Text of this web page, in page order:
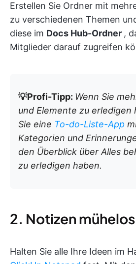
Erstellen Sie Ordner mit
zu verschiedenen Themen
diese im Docs Hub-Ordner ,
Mitglieder darauf zugreifen
💡Profi-Tipp: Wenn Sie
und Elemente zu erledigen
Sie eine To-do-Liste-App
Kategorien und
den Überblick über Alles
zu erledigen haben.
2. Notizen
Halten Sie alle Ihre Ideen im